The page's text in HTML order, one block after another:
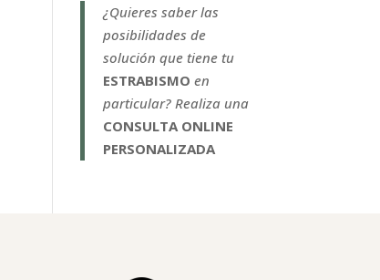
¿Quieres saber las
posibilidades de
solución que tiene tu
ESTRABISMO en
particular? Realiza una
CONSULTA ONLINE
PERSONALIZADA